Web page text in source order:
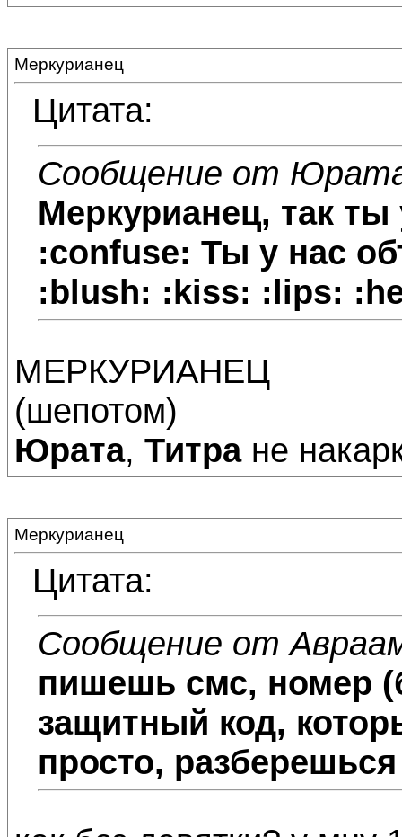
Меркурианец
Цитата:
Сообщение от
Меркурианец, так ты
:confuse: Ты у нас
:blush: :kiss: :lips:
МЕРКУРИАНЕЦ
(шепотом)
Юрата, Титране
Меркурианец
Цитата:
Сообщение от
пишешь смс, номер
защитный код,
просто,